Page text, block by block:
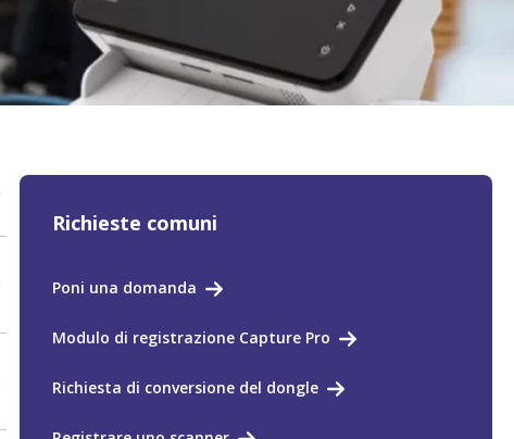
Richieste comuni
Poni una domanda
Modulo di registrazione Capture Pro
Richiesta di conversione del dongle